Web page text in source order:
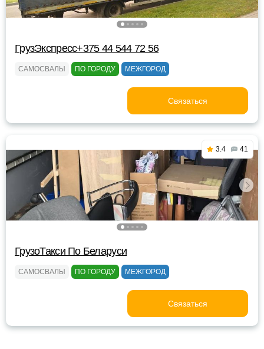
ГрузЭкспресс+375 44 544 72 56
САМОСВАЛЫ ПО ГОРОДУ МЕЖГОРОД
Связаться
3.4 41
ГрузоТакси По Беларуси
САМОСВАЛЫ ПО ГОРОДУ МЕЖГОРОД
Связаться